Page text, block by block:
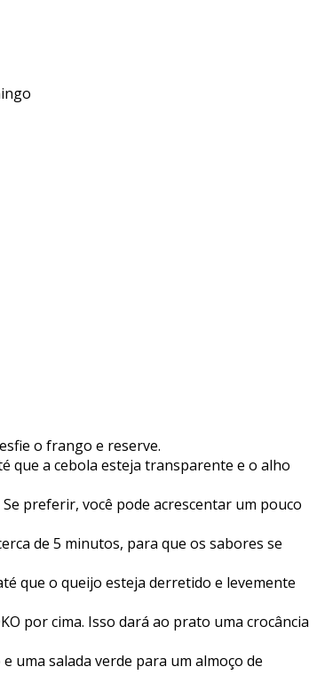
o frango e reserve.
que a cebola esteja transparente e o alho
preferir, você pode acrescentar um pouco
de 5 minutos, para que os sabores se
que o queijo esteja derretido e levemente
por cima. Isso dará ao prato uma crocância
uma salada verde para um almoço de